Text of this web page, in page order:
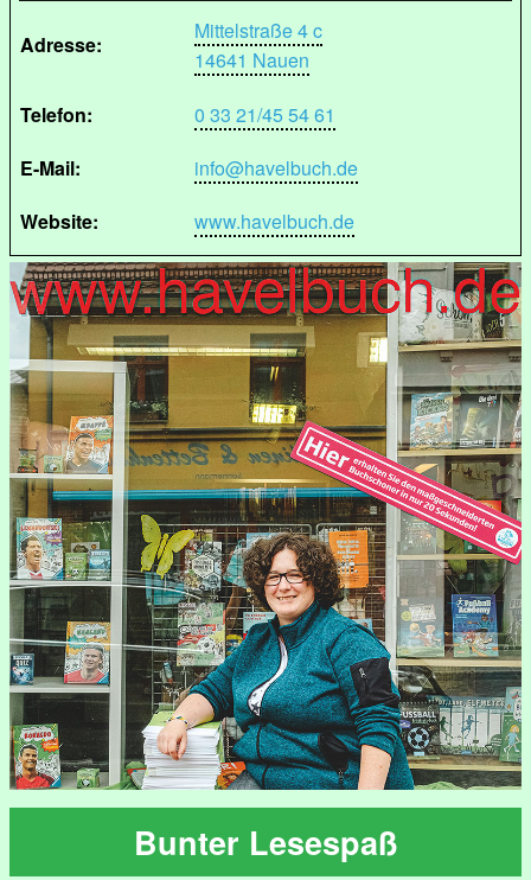
Adresse:
Mittelstraße 4 c
14641 Nauen
Telefon:
0 33 21/45 54 61
E-Mail:
info@havelbuch.de
Website:
www.havelbuch.de
Bunter Lesespaß